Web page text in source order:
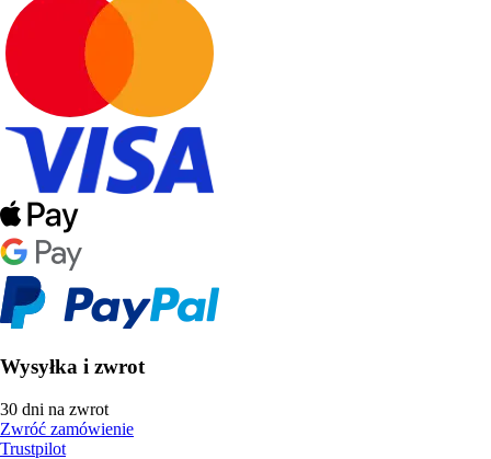
Wysyłka i zwrot
30 dni na zwrot
Zwróć zamówienie
Trustpilot